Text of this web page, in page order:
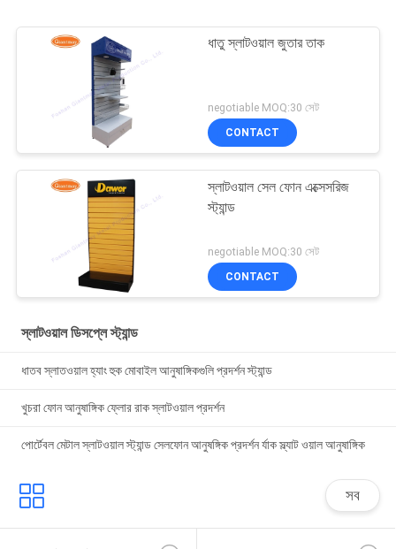
ধাতু স্লাটওয়াল জুতার তাক
negotiable MOQ:30 সেট
CONTACT
স্লাটওয়াল সেল ফোন এক্সেসরিজ
স্ট্যান্ড
negotiable MOQ:30 সেট
CONTACT
স্লাটওয়াল ডিসপ্লে স্ট্যান্ড
ধাতব স্লাতওয়াল হ্যাং হুক মোবাইল আনুষাঙ্গিকগুলি প্রদর্শন স্ট্যান্ড
খুচরা ফোন আনুষাঙ্গিক ফ্লোর রাক স্লাটওয়াল প্রদর্শন
পোর্টেবল মেটাল স্লাটওয়াল স্ট্যান্ড সেলফোন আনুষঙ্গিক প্রদর্শন র্যাক স্ল্যাট ওয়াল আনুষাঙ্গিক
সব